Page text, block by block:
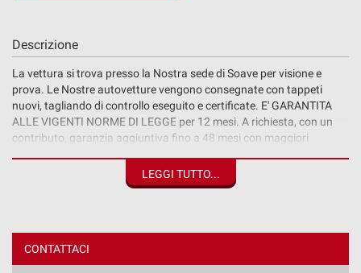
Descrizione
La vettura si trova presso la Nostra sede di Soave per visione e
prova. Le Nostre autovetture vengono consegnate con tappeti
nuovi, tagliando di controllo eseguito e certificate. E' GARANTITA
ALLE VIGENTI NORME DI LEGGE per 12 mesi. A richiesta, con un
contributo, garanzia aggiuntiva fino a 48 mesi con maggiori
L'originalità e la veridicità dei chilometri della vettura in vendita è
dimostrabile e verificabile in diversi modi, sia cartacei che on-line,
AutoPaola srl inoltre offre finanziamenti, non obbligatori,
personalizzabili in durata e numero di rate per agevolare il cliente e
soddisfare ogni singola esigenza. I tassi di interesse sono agevolati
LEGGI TUTTO...
CONTATTACI